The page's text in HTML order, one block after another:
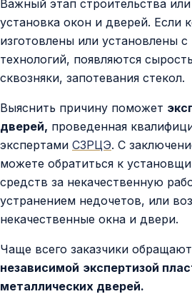
Важный этап строительства
установка окон и дверей. Если
изготовлены или установлены
технологий, появляются
сквозняки, запотевания стекол.
Выяснить причину поможет
дверей, проведенная
экспертами СЗРЦЭ. С
можете обратиться к
средств за некачественную
устранением недочетов, или
некачественные окна и двери.
Чаще всего заказчики
независимой экспертизой
металлических дверей.